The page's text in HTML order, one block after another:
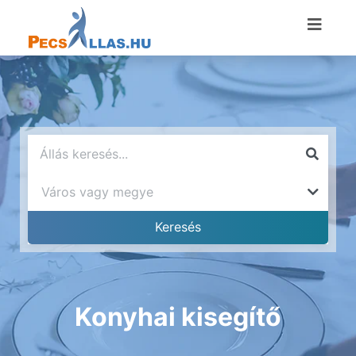
Konyhai kisegítő